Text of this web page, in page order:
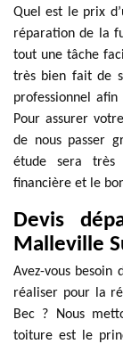
Quel est le prix
réparation de la
tout une tâche
très bien fait de
professionnel
Pour assurer
de nous passer
étude sera très
financière et le
Devis
Malleville
Avez-vous besoin
réaliser pour la
Bec ? Nous
toiture est le